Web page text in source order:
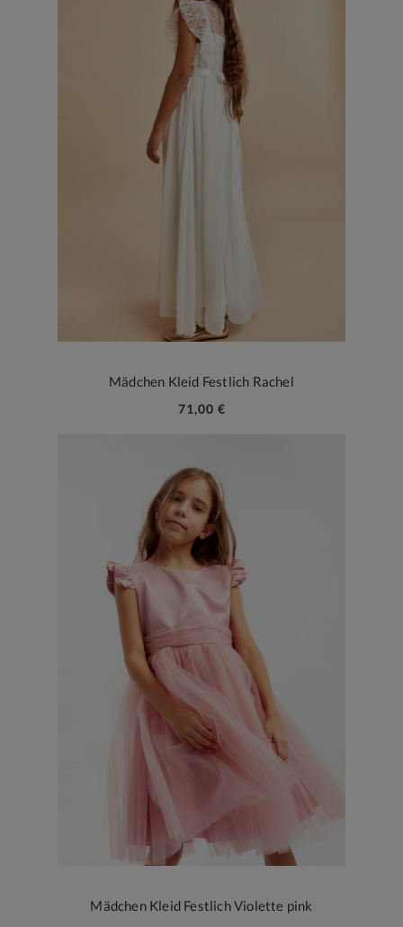
Mädchen Kleid Festlich Rachel
71,00 €
Mädchen Kleid Festlich Violette pink